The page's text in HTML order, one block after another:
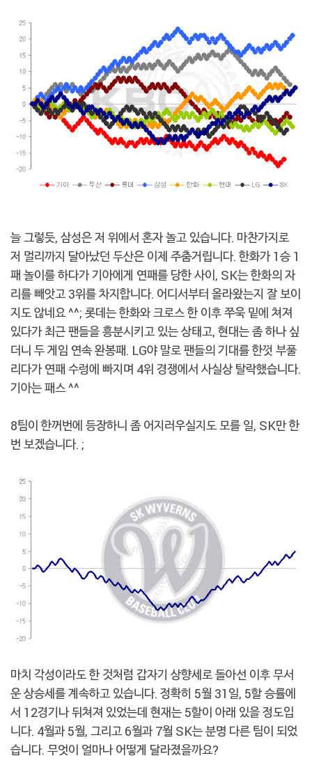
늘 그렇듯, 삼성은 저 위에서 혼자 놀고 있습니다. 마찬가지로
저 멀리까지 달아났던 두산은 이제 주춤거립니다. 한화가 1승 1
패 놀이를 하다가 기아에게 연패를 당한 사이, SK는 한화의 자
리를 빼앗고 3위를 차지합니다. 어디서부터 올라왔는지 잘 보이
지도 않네요 ^^; 롯데는 한화와 크로스 한 이후 쭈욱 밑에 쳐져
있다가 최근 팬들을 흥분시키고 있는 상태고, 현대는 좀 하나 싶
더니 두 게임 연속 완봉패. LG야 말로 팬들의 기대를 한껏 부풀
리다가 연패 수렁에 빠지며 4위 경쟁에서 사실상 탈락했습니다.
기아는 패스 ^^
8팀이 한꺼번에 등장하니 좀 어지러우실지도 모를 일, SK만 한
번 보겠습니다. ;
마치 각성이라도 한 것처럼 갑자기 상향세로 돌아선 이후 무서
운 상승세를 계속하고 있습니다. 정확히 5월 31일, 5할 승률에
서 12경기나 뒤쳐져 있었는데 현재는 5할이 아래 있을 정도입
니다. 4월과 5월, 그리고 6월과 7월 SK는 분명 다른 팀이 되었
습니다. 무엇이 얼마나 어떻게 달라졌을까요?